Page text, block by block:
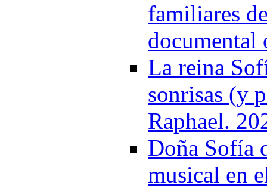
familiares
La reina
sonrisas (y
Raphael.
Doña Sofía
musical en